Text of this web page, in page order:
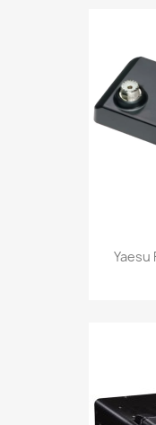
Yaesu